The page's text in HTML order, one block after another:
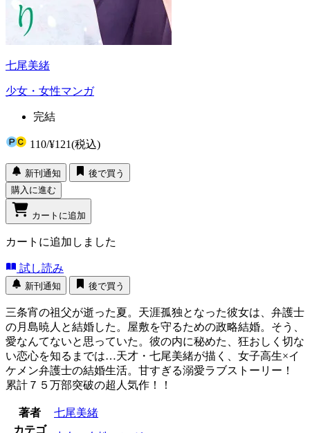
七尾美緒
少女・女性マンガ
完結
110/¥121(税込)
新刊通知
後で買う
購入に進む
カートに追加
カートに追加しました
試し読み
新刊通知 後で買う
三条宵の祖父が逝った夏。天涯孤独となった彼女は、弁護士
の月島暁人と結婚した。屋敷を守るための政略結婚。そう、
愛なんてないと思っていた。彼の内に秘めた、狂おしく切な
い恋心を知るまでは…天才・七尾美緒が描く、女子高生×イ
ケメン弁護士の結婚生活。甘すぎる溺愛ラブストーリー！
累計７５万部突破の超人気作！！
著者
七尾美緒
カテゴ